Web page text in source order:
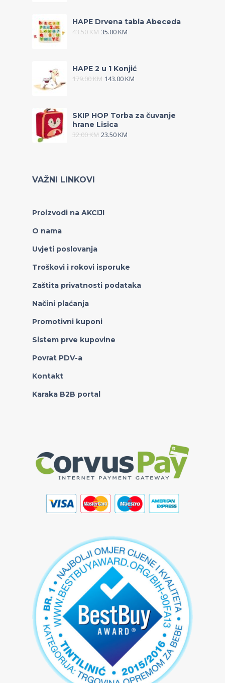
HAPE Drvena tabla Abeceda
43.50KM 35.00KM
HAPE 2 u 1 Konjić
179.00KM 143.00KM
SKIP HOP Torba za čuvanje
hrane Lisica
32.00KM 23.50KM
VAŽNI LINKOVI
Proizvodi na AKCIJI
O nama
Uvjeti poslovanja
Troškovi i rokovi isporuke
Zaštita privatnosti podataka
Načini plaćanja
Promotivni kuponi
Sistem prve kupovine
Povrat PDV-a
Kontakt
Karaka B2B portal